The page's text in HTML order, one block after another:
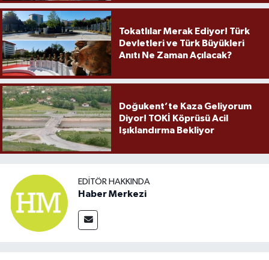
Tokatlılar Merak Ediyor! Türk
Devletleri ve Türk Büyükleri
Anıtı Ne Zaman Açılacak?
Doğukent’te Kaza Geliyorum
Diyor! TOKİ Köprüsü Acil
Işıklandırma Bekliyor
EDITÖR HAKKINDA
Haber Merkezi